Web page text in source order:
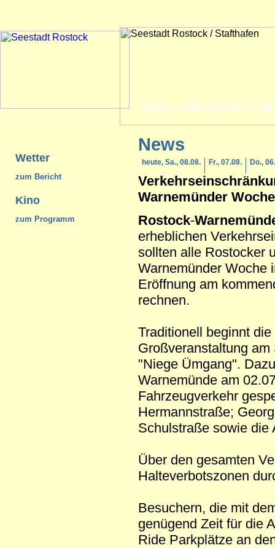
NEWS JOBS EVENTS
Wetter
zum Bericht
Kino
zum Programm
News
heute, Sa., 08.08. Fr., 07.08. Do.,
Warnemünder Woche
Rostock-
erheblichen
sollten alle Rostocker
Warnemünder Woche
Eröffnung am
rechnen.
Traditionell beginnt
Großveranstaltung
"Niege Ümgang".
Warnemünde am
Fahrzeugverkehr
Hermannstraße;
Schulstraße sowie die
Über den gesamten
Halteverbotszonen
Besuchern, die mit
genügend Zeit für die
Ride Parkplätze an